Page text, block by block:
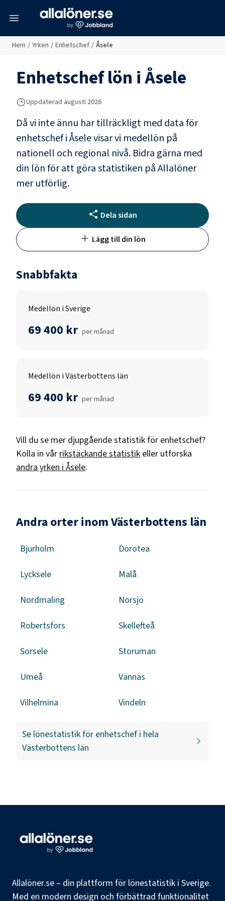
Hem / Yrken / Enhetschef / Åsele
Enhetscheflön iÅsele
Uppdaterad augusti 2026
Då vi inte ännu har tillräckligt med data för
enhetschefiÅselevisar vi medellön på
nationell och regional nivå. Bidra gärna med
din lön för att göra statistiken på Allalöner
mer utförlig.
Dela sidan
Lägg till din lön
Snabbfakta
Medellön i Sverige
69 400 kr per månad
Medellön i Västerbottens län
69 400 kr per månad
Vill du se mer djupgående statistik för enhetschef?
Kolla in vår rikstäckande statistik eller utforska
andra yrken i Åsele.
Andra orter inom Västerbottens län
Bjurholm Dorotea
Lycksele Malå
Nordmaling Norsjö
Robertsfors Skellefteå
Sorsele Storuman
Umeå Vännäs
Vilhelmina Vindeln
Se lönestatistik för enhetschef i hela
Västerbottens län
Allalöner.se – din plattform för lönestatistik i Sverige.
Med en modern design och förbättrad funktionalitet